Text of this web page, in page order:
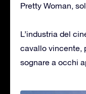
Pretty Woman,
L’industria del
cavallo vincente,
sognare a occhi